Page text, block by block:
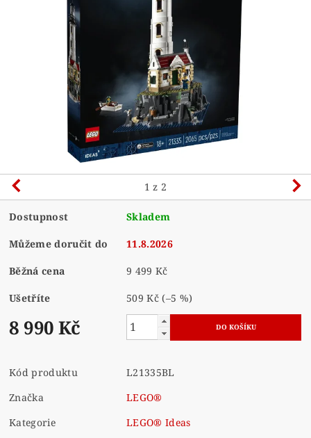
1 z 2
Dostupnost Skladem
Můžeme doručit do 11.8.2026
Běžná cena 9 499 Kč
Ušetříte 509 Kč(–5 %)
8 990 Kč
Kód produktu
L21335BL
Značka
LEGO®
Kategorie
LEGO® Ideas